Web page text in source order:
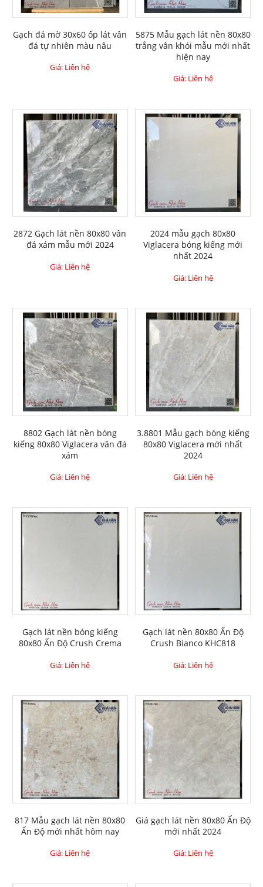
Gạch đá mờ 30x60 ốp lát vân
đá tự nhiên màu nâu
Giá: Liên hệ
5875 Mẫu gạch lát nền 80x80
trắng vân khói mẫu mới nhất
hiện nay
Giá: Liên hệ
2872 Gạch lát nền 80x80 vân
đá xám mẫu mới 2024
Giá: Liên hệ
2024 mẫu gạch 80x80
Viglacera bóng kiếng mới
nhất 2024
Giá: Liên hệ
8802 Gạch lát nền bóng
kiếng 80x80 Viglacera vân đá
xám
Giá: Liên hệ
3.8801 Mẫu gạch bóng kiếng
80x80 Viglacera mới nhất
2024
Giá: Liên hệ
Gạch lát nền bóng kiếng
80x80 Ấn Độ Crush Crema
Giá: Liên hệ
Gạch lát nền 80x80 Ấn Độ
Crush Bianco KHC818
Giá: Liên hệ
817 Mẫu gạch lát nền 80x80
Ấn Độ mới nhất hôm nay
Giá: Liên hệ
Giá gạch lát nền 80x80 Ấn Độ
mới nhất 2024
Giá: Liên hệ